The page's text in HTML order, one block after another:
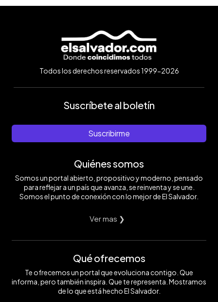
Todos los derechos reservados 1999-2026
Suscríbete al boletín
Suscribirme
Quiénes somos
Somos un portal abierto, propositivo y moderno, pensado
para reflejar a un país que avanza, se reinventa y se une.
Somos el punto de conexión con lo mejor de El Salvador.
Ver mas ❯
Qué ofrecemos
Te ofrecemos un portal que evoluciona contigo. Que
informa, pero también inspira. Que te representa. Mostramos
de lo que está hecho El Salvador.